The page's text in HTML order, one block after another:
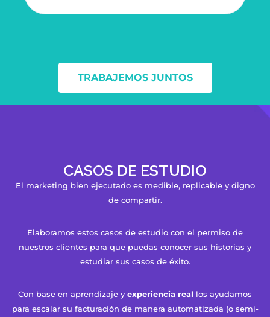
TRABAJEMOS JUNTOS
CASOS DE ESTUDIO
El marketing bien ejecutado es medible, replicable y digno
de compartir.
Elaboramos estos casos de estudio con el permiso de
nuestros clientes para que puedas conocer sus historias y
estudiar sus casos de éxito.
Con base en aprendizaje y experiencia real los ayudamos
para escalar su facturación de manera automatizada (o semi-